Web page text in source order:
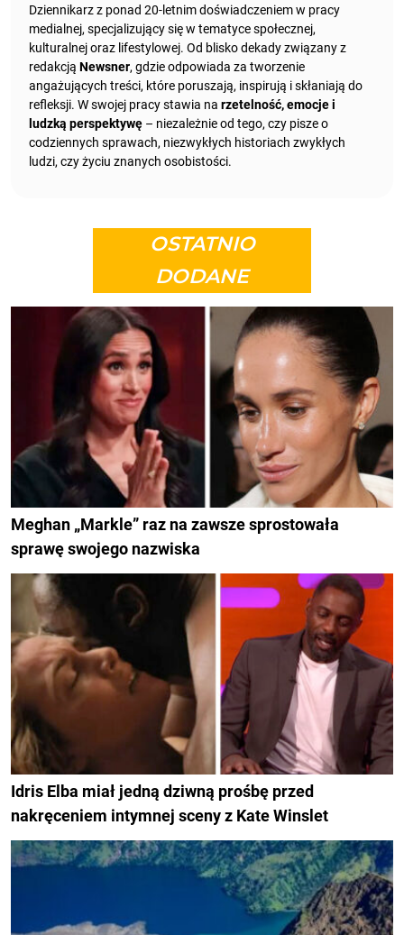
Dziennikarz z ponad 20-letnim doświadczeniem w pracy
medialnej, specjalizujący się w tematyce społecznej,
kulturalnej oraz lifestylowej. Od blisko dekady związany z
redakcją Newsner, gdzie odpowiada za tworzenie
angażujących treści, które poruszają, inspirują i skłaniają do
refleksji. W swojej pracy stawia na rzetelność, emocje i
ludzką perspektywę – niezależnie od tego, czy pisze o
codziennych sprawach, niezwykłych historiach zwykłych
ludzi, czy życiu znanych osobistości.
OSTATNIO
DODANE
Meghan „Markle” raz na zawsze sprostowała
sprawę swojego nazwiska
Idris Elba miał jedną dziwną prośbę przed
nakręceniem intymnej sceny z Kate Winslet